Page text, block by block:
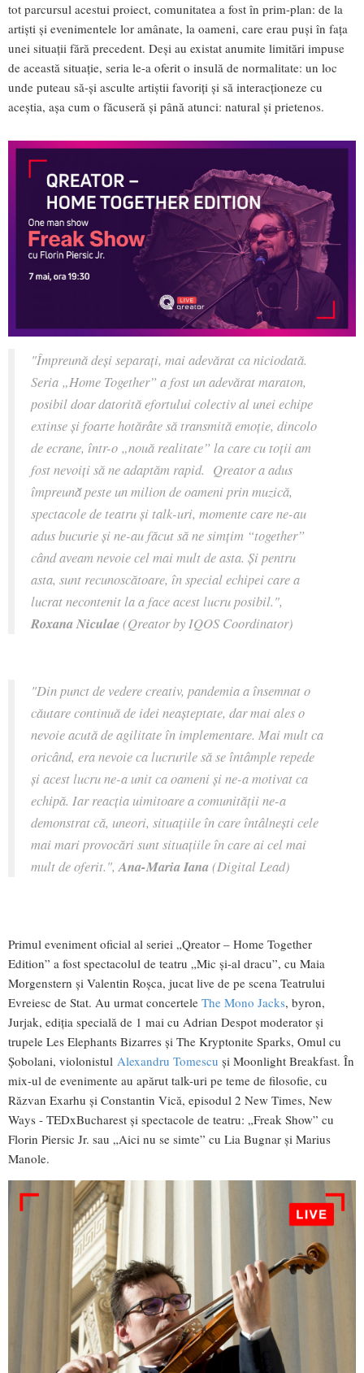
tot parcursul acestui proiect, comunitatea a fost în prim-plan: de la
artiști și evenimentele lor amânate, la oameni, care erau puși în fața
unei situații fără precedent. Deși au existat anumite limitări impuse
de această situație, seria le-a oferit o insulă de normalitate: un loc
unde puteau să-și asculte artiștii favoriți și să interacționeze cu
aceștia, așa cum o făcuseră și până atunci: natural și prietenos.
"Împreună deși separați, mai adevărat ca niciodată.
Seria „Home Together” a fost un adevărat maraton,
posibil doar datorită efortului colectiv al unei echipe
extinse și foarte hotărâte să transmită emoție, dincolo
de ecrane, într-o „nouă realitate” la care cu toții am
fost nevoiți să ne adaptăm rapid. Qreator a adus
împreună̆ peste un milion de oameni prin muzică,
spectacole de teatru și talk-uri, momente care ne-au
adus bucurie și ne-au făcut să ne simțim “together”
când aveam nevoie cel mai mult de asta. Și pentru
asta, sunt recunoscătoare, în special echipei care a
lucrat necontenit la a face acest lucru posibil.",
Roxana Niculae(Qreator by IQOS Coordinator)
"Din punct de vedere creativ, pandemia a însemnat o
căutare continuă de idei neașteptate, dar mai ales o
nevoie acută de agilitate în implementare. Mai mult ca
oricând, era nevoie ca lucrurile să se întâmple repede
și acest lucru ne-a unit ca oameni și ne-a motivat ca
echipă. Iar reacția uimitoare a comunității ne-a
demonstrat că, uneori, situațiile în care întâlnești cele
mai mari provocări sunt situațiile în care ai cel mai
mult de oferit.", Ana-Maria Iana(Digital Lead)
Primul eveniment oficial al seriei „Qreator – Home Together
Edition” a fost spectacolul de teatru „Mic și-al dracu”, cu Maia
Morgenstern și Valentin Roșca, jucat live de pe scena Teatrului
Evreiesc de Stat. Au urmat concertele The Mono Jacks, byron,
Jurjak, ediția specială de 1 mai cu Adrian Despot moderator și
trupele Les Elephants Bizarres și The Kryptonite Sparks, Omul cu
Șobolani, violonistul Alexandru Tomescu și Moonlight Breakfast. În
mix-ul de evenimente au apărut talk-uri pe teme de filosofie, cu
Răzvan Exarhu și Constantin Vică, episodul 2 New Times, New
Ways - TEDxBucharest și spectacole de teatru: „Freak Show” cu
Florin Piersic Jr. sau „Aici nu se simte” cu Lia Bugnar și Marius
Manole.